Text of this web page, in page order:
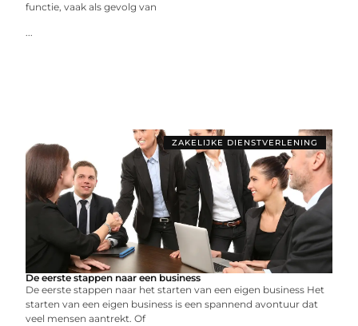
functie, vaak als gevolg van
...
ZAKELIJKE DIENSTVERLENING
De eerste stappen naar een business
De eerste stappen naar het starten van een eigen business Het
starten van een eigen business is een spannend avontuur dat
veel mensen aantrekt. Of